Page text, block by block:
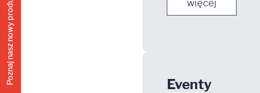
więcej
Eventy
Poznaj nasz nowy produkt